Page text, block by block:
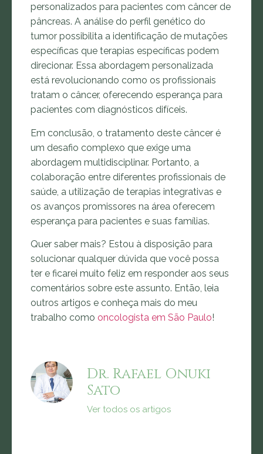
personalizados para pacientes com câncer de
pâncreas. A análise do perfil genético do
tumor possibilita a identificação de mutações
específicas que terapias específicas podem
direcionar. Essa abordagem personalizada
está revolucionando como os profissionais
tratam o câncer, oferecendo esperança para
pacientes com diagnósticos difíceis.
Em conclusão, o tratamento deste câncer é
um desafio complexo que exige uma
abordagem multidisciplinar. Portanto, a
colaboração entre diferentes profissionais de
saúde, a utilização de terapias integrativas e
os avanços promissores na área oferecem
esperança para pacientes e suas famílias.
Quer saber mais? Estou à disposição para
solucionar qualquer dúvida que você possa
ter e ficarei muito feliz em responder aos seus
comentários sobre este assunto. Então, leia
outros artigos e conheça mais do meu
trabalho como oncologista em São Paulo!
Dr. Rafael Onuki
Sato
Ver todos os artigos